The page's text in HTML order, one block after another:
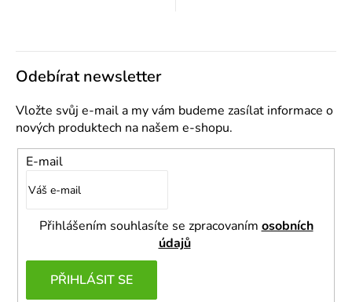
Odebírat newsletter
Vložte svůj e-mail a my vám budeme zasílat informace o
nových produktech na našem e-shopu.
E-mail
Přihlášením souhlasíte se zpracovaním osobních
údajů
PŘIHLÁSIT SE